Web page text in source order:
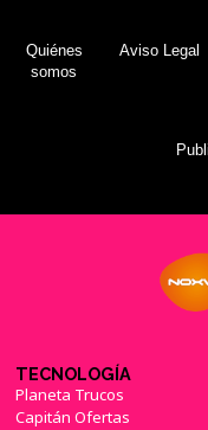
Quiénes
somos
Aviso Legal
TECNOLOGÍA
Planeta Trucos
Capitán Ofertas